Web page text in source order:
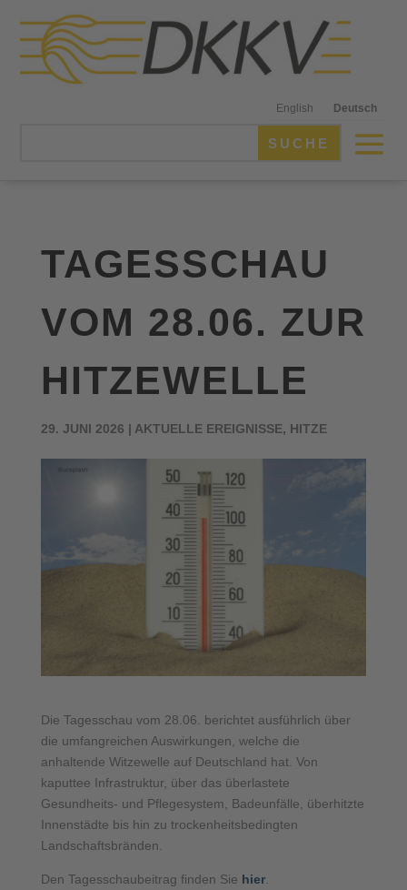
English Deutsch
TAGESSCHAU
VOM 28.06. ZUR
HITZEWELLE
29. JUNI 2026 | AKTUELLE EREIGNISSE, HITZE
Die Tagesschau vom 28.06. berichtet ausführlich über
die umfangreichen Auswirkungen, welche die
anhaltende Witzewelle auf Deutschland hat. Von
kaputtee Infrastruktur, über das überlastete
Gesundheits- und Pflegesystem, Badeunfälle, überhitzte
Innenstädte bis hin zu trockenheitsbedingten
Landschaftsbränden.
Den Tagesschaubeitrag finden Sie hier.